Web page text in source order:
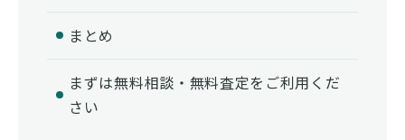
まとめ
まずは無料相談・無料査定をご利用くだ
さい